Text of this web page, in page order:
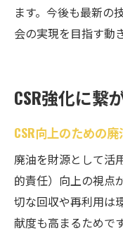
ます。今後も最新の
会の実現を目指す動
CSR強化に繋
CSR向上のための
廃油を財源として活
的責任）向上の視点
切な回収や再利用は
献度も高まるためで